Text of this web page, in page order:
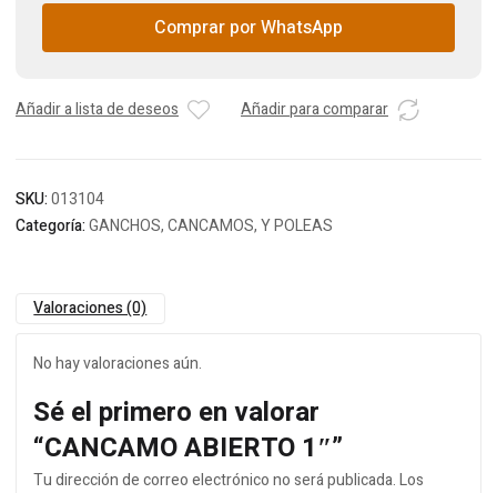
Comprar por WhatsApp
Añadir a lista de deseos Añadir para comparar
SKU:013104
Categoría:GANCHOS, CANCAMOS, Y POLEAS
Valoraciones (0)
No hay valoraciones aún.
Sé el primero en valorar
“CANCAMO ABIERTO 1″”
Tu dirección de correo electrónico no será publicada.Los